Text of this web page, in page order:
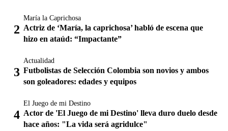
María la Caprichosa
Actriz de ‘María, la caprichosa’ habló de escena que
hizo en ataúd: “Impactante”
Actualidad
Futbolistas de Selección Colombia son novios y ambos
son goleadores: edades y equipos
El Juego de mi Destino
Actor de 'El Juego de mi Destino' lleva duro duelo desde
hace años: "La vida será agridulce"